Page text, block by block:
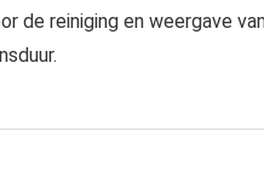
de reiniging en weergave